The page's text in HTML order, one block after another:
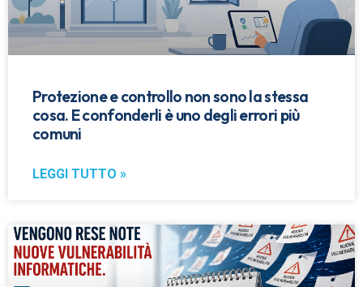
Protezione e controllo non sono la stessa
cosa. E confonderli è uno degli errori più
comuni
LEGGI TUTTO »